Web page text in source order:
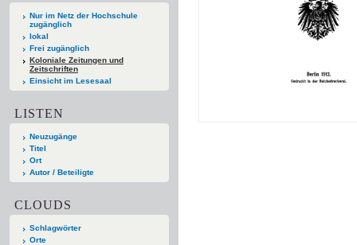
Nur im Netz der Hochschule
zugänglich
lokal
Frei zugänglich
Koloniale Zeitungen und
Zeitschriften
Einsicht im Lesesaal
LISTEN
Neuzugänge
Titel
Ort
Autor / Beteiligte
CLOUDS
Schlagwörter
Orte